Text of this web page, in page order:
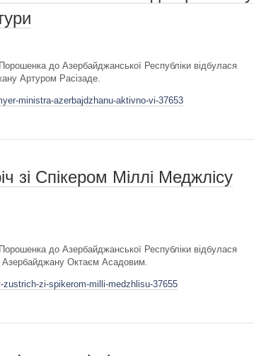
до Азербайджанської Республіки відбулася
Артуром Расізаде.
ministra-azerbajdzhanu-aktivno-vi-37653
зі Спікером Міллі Меджлісу
до Азербайджанської Республіки відбулася
Азербайджану Октаєм Асадовим.
zi-spikerom-milli-medzhlisu-37655